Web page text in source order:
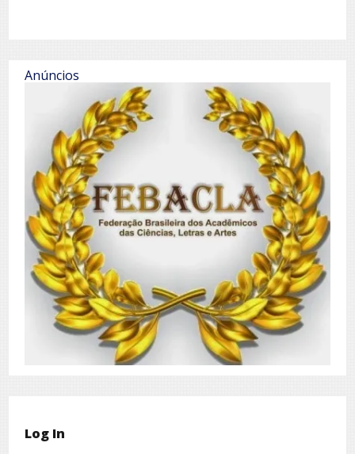
Anúncios
Log In